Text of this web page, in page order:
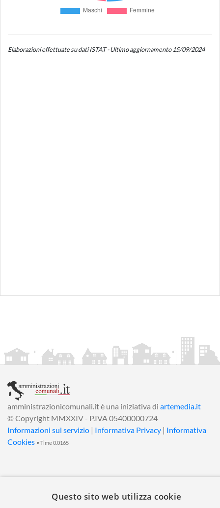
Elaborazioni effettuate su dati ISTAT - Ultimo aggiornamento 15/09/2024
amministrazionicomunali.it è una iniziativa di artemedia.it
© Copyright MMXXIV - P.IVA 05400000724
Informazioni sul servizio | Informativa Privacy | Informativa
Cookies • Time 0.0165
Questo sito web utilizza cookie